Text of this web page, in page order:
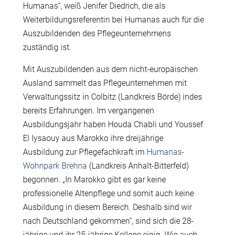
Humanas“, weiß Jenifer Diedrich, die als
Weiterbildungsreferentin bei Humanas auch für die
Auszubildenden des Pflegeunternehmens
zuständig ist.
Mit Auszubildenden aus dem nicht-europäischen
Ausland sammelt das Pflegeunternehmen mit
Verwaltungssitz in Colbitz (Landkreis Börde) indes
bereits Erfahrungen. Im vergangenen
Ausbildungsjahr haben Houda Chabli und Youssef
El Iysaouy aus Marokko ihre dreijährige
Ausbildung zur Pflegefachkraft im Humanas-
Wohnpark Brehna (Landkreis Anhalt-Bitterfeld)
begonnen. „In Marokko gibt es gar keine
professionelle Altenpflege und somit auch keine
Ausbildung in diesem Bereich. Deshalb sind wir
nach Deutschland gekommen“, sind sich die 28-